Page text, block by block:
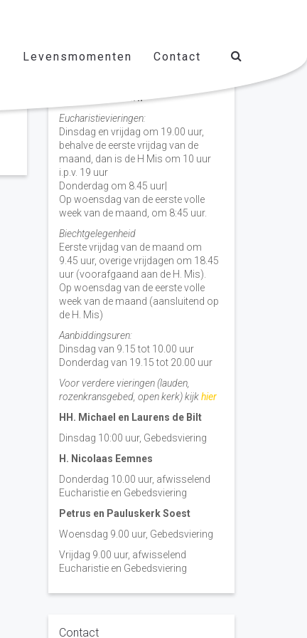
Levensmomenten Contact
Vieringen door de week
H. Nicolaas Baarn
Eucharistievieringen:
Dinsdag en vrijdag om 19.00 uur,
behalve de eerste vrijdag van de
maand, dan is de H Mis om 10 uur
i.p.v. 19 uur
Donderdag om 8.45 uur|
Op woensdag van de eerste volle
week van de maand, om 8:45 uur.
Biechtgelegenheid
Eerste vrijdag van de maand om
9.45 uur, overige vrijdagen om 18.45
uur (voorafgaand aan de H. Mis).
Op woensdag van de eerste volle
week van de maand (aansluitend op
de H. Mis)
Aanbiddingsuren:
Dinsdag van 9.15 tot 10.00 uur
Donderdag van 19.15 tot 20.00 uur
Voor verdere vieringen (lauden,
rozenkransgebed, open kerk) kijkhier
HH. Michael en Laurens de Bilt
Dinsdag 10:00 uur, Gebedsviering
H. Nicolaas Eemnes
Donderdag 10.00 uur, afwisselend
Eucharistie en Gebedsviering
Petrus en Pauluskerk Soest
Woensdag 9.00 uur, Gebedsviering
Vrijdag 9.00 uur, afwisselend
Eucharistie en Gebedsviering
Contact